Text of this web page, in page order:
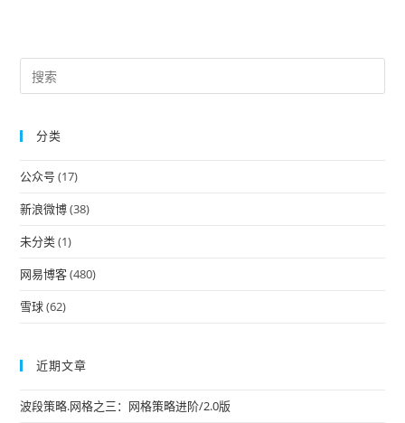
分类
公众号 (17)
新浪微博(38)
未分类(1)
网易博客(480)
雪球(62)
近期文章
波段策略.网格之三：网格策略进阶/2.0版